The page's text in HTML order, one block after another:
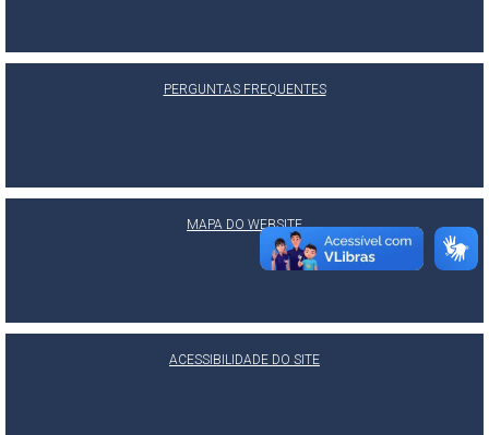
PERGUNTAS FREQUENTES
MAPA DO WEBSITE
ACESSIBILIDADE DO SITE